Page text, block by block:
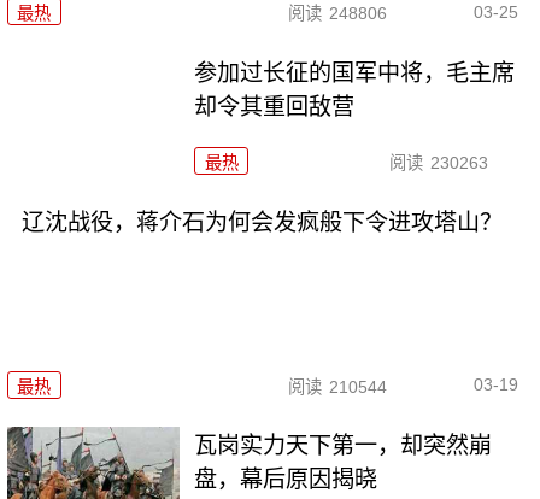
最热 阅读 248806 03-25
参加过长征的国军中将，毛主席
却令其重回敌营
最热 阅读 230263
辽沈战役，蒋介石为何会发疯般下令进攻塔山？
最热 阅读 210544 03-19
瓦岗实力天下第一，却突然崩
盘，幕后原因揭晓